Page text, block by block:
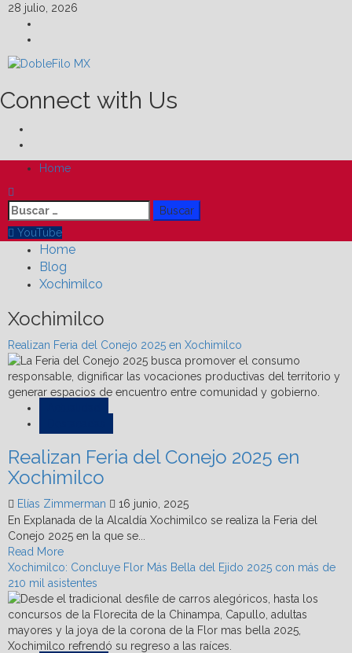
Skip
content
28 julio, 2026
Connect with Us
PrimaryHome
Buscar:
YouTube
Home
Blog
Xochimilco
Xochimilco
Realizan Feria del Conejo 2025 en Xochimilco
Realizan Feria del Conejo 2025 en
Xochimilco
Elías Zimmerman
16 junio, 2025
En Explanada de la Alcaldía Xochimilco se realiza la Feria del
Conejo 2025 en la que se...
Read MoreRead
more
about
Realizan
Feria
del
Conejo
Xochimilco: Concluye Flor Más Bella del Ejido 2025 con más de
210 mil asistentes